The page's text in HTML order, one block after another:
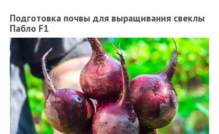
Подготовка почвы для выращивания свеклы
Пабло F1